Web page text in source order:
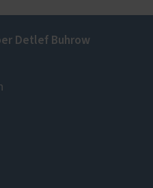
Detlef Buhrow